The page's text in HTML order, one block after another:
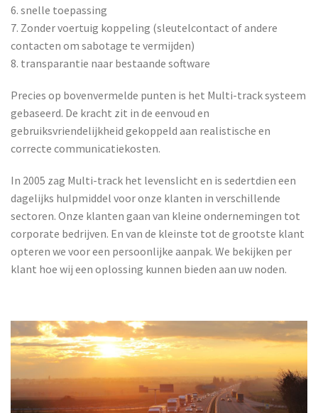
6. snelle toepassing
7. Zonder voertuig koppeling (sleutelcontact of andere
contacten om sabotage te vermijden)
8. transparantie naar bestaande software
Precies op bovenvermelde punten is het Multi-track systeem
gebaseerd. De kracht zit in de eenvoud en
gebruiksvriendelijkheid gekoppeld aan realistische en
correcte communicatiekosten.
In 2005 zag Multi-track het levenslicht en is sedertdien een
dagelijks hulpmiddel voor onze klanten in verschillende
sectoren. Onze klanten gaan van kleine ondernemingen tot
corporate bedrijven. En van de kleinste tot de grootste klant
opteren we voor een persoonlijke aanpak. We bekijken per
klant hoe wij een oplossing kunnen bieden aan uw noden.